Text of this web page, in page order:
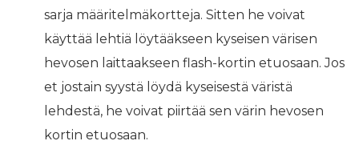
sarja määritelmäkortteja. Sitten he voivat
käyttää lehtiä löytääkseen kyseisen värisen
hevosen laittaakseen flash-kortin etuosaan. Jos
et jostain syystä löydä kyseisestä väristä
lehdestä, he voivat piirtää sen värin hevosen
kortin etuosaan.